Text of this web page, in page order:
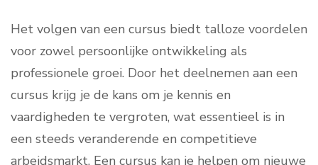
Het volgen van een cursus biedt talloze voordelen
voor zowel persoonlijke ontwikkeling als
professionele groei. Door het deelnemen aan een
cursus krijg je de kans om je kennis en
vaardigheden te vergroten, wat essentieel is in
een steeds veranderende en competitieve
arbeidsmarkt. Een cursus kan je helpen om nieuwe